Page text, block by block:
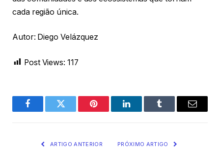
cada região única.
Autor: Diego Velázquez
Post Views: 117
FacebookTwitter Pinterest LinkedInTumblr Email
ARTIGO ANTERIOR PRÓXIMO ARTIGO